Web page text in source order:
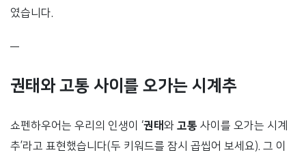
였습니다.
—
권태와 고통 사이를 오가는 시계추
쇼펜하우어는 우리의 인생이 ‘권태와 고통 사이를 오가는 시계
추’라고 표현했습니다(두 키워드를 잠시 곱씹어 보세요). 그 이